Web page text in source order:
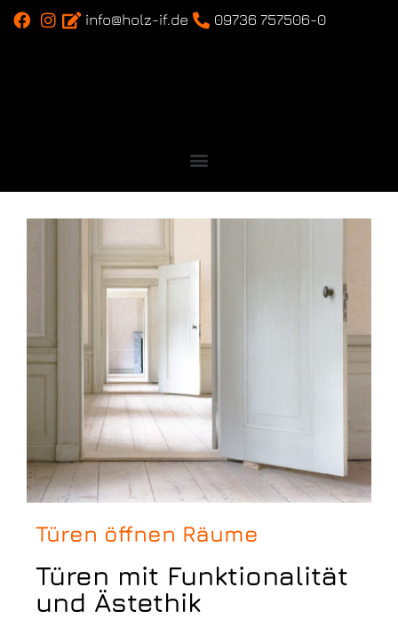
info@holz-if.de 09736 757506-0
Türen öffnen Räume
Türen mit Funktionalität
und Ästethik